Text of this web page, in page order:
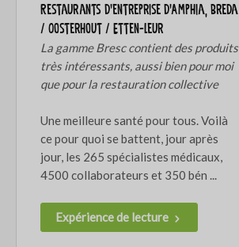
Restaurants d'entreprise d'Amphia, Breda
/ Oosterhout / Etten-Leur
La gamme Bresc contient des produits
très intéressants, aussi bien pour moi
que pour la restauration collective
Une meilleure santé pour tous. Voilà
ce pour quoi se battent, jour après
jour, les 265 spécialistes médicaux,
4500 collaborateurs et 350 bén ...
Expérience de lecture